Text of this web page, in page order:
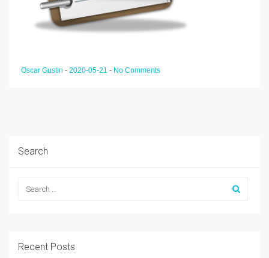
Oscar Gustin - 2020-05-21 - No Comments
Search
Recent Posts